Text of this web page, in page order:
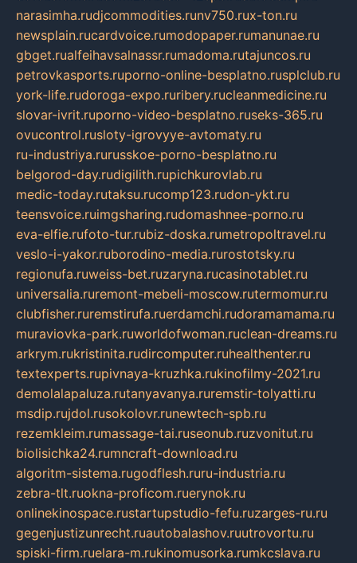
narasimha.rudjcommodities.runv750.rux-ton.ru
newsplain.rucardvoice.rumodopaper.rumanunae.ru
gbget.rualfeihavsalnassr.rumadoma.rutajuncos.ru
petrovkasports.ruporno-online-besplatno.rusplclub.ru
york-life.rudoroga-expo.ruribery.rucleanmedicine.ru
slovar-ivrit.ruporno-video-besplatno.ruseks-365.ru
ovucontrol.rusloty-igrovyye-avtomaty.ru
ru-industriya.rurusskoe-porno-besplatno.ru
belgorod-day.rudigilith.rupichkurovlab.ru
medic-today.rutaksu.rucomp123.rudon-ykt.ru
teensvoice.ruimgsharing.rudomashnee-porno.ru
eva-elfie.rufoto-tur.rubiz-doska.rumetropoltravel.ru
veslo-i-yakor.ruborodino-media.rurostotsky.ru
regionufa.ruweiss-bet.ruzaryna.rucasinotablet.ru
universalia.ruremont-mebeli-moscow.rutermomur.ru
clubfisher.ruremstirufa.ruerdamchi.rudoramamama.ru
muraviovka-park.ruworldofwoman.ruclean-dreams.ru
arkrym.rukristinita.rudircomputer.ruhealthenter.ru
textexperts.rupivnaya-kruzhka.rukinofilmy-2021.ru
demolalapaluza.rutanyavanya.ruremstir-tolyatti.ru
msdip.rujdol.rusokolovr.runewtech-spb.ru
rezemkleim.rumassage-tai.ruseonub.ruzvonitut.ru
biolisichka24.rumncraft-download.ru
algoritm-sistema.rugodflesh.ruru-industria.ru
zebra-tlt.ruokna-proficom.ruerynok.ru
onlinekinospace.rustartupstudio-fefu.ruzarges-ru.ru
gegenjustizunrecht.ruautobalashov.ruutrovortu.ru
spiski-firm.ruelara-m.rukinomusorka.rumkcslava.ru